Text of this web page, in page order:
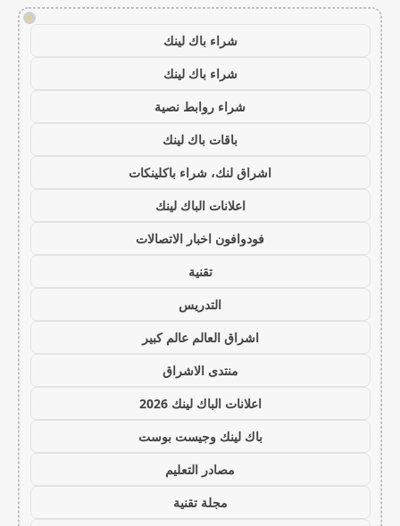
!
شراء باك لينك
شراء باك لينك
شراء روابط نصية
باقات باك لينك
اشراق لنك، شراء باكلينكات
اعلانات الباك لينك
فودوافون اخبار الاتصالات
تقنية
التدريس
اشراق العالم عالم كبير
منتدى الاشراق
اعلانات الباك لينك 2026
باك لينك وجيست بوست
مصادر التعليم
مجلة تقنية